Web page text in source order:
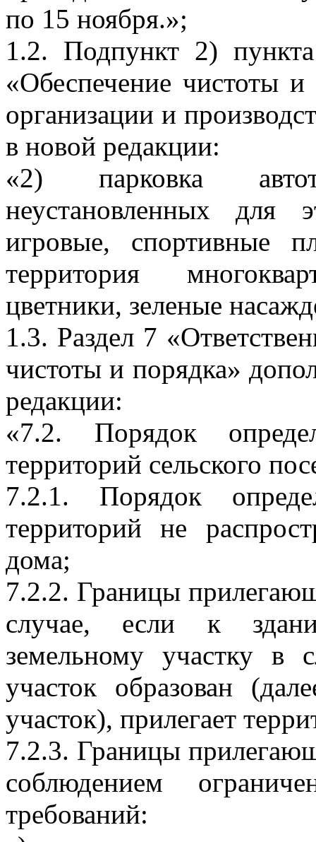
по 15 ноября.»;
1.2. Подпункт 2)
«Обеспечение чистоты
организации и
в новой редакции:
«2) парковка
неустановленных для
игровые, спортивные
территория
цветники, зеленые
1.3. Раздел 7
чистоты и порядка»
редакции:
«7.2. Порядок
территорий сельского
7.2.1. Порядок
территорий не
дома;
7.2.2. Границы
случае, если к
земельному участку в
участок образован
участок), прилегает
7.2.3. Границы
соблюдением
требований: